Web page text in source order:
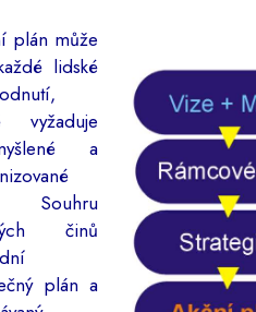
plán může
lidské
vyžaduje
a
Souhru
činů
plán a